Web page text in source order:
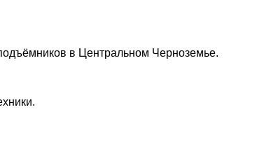
в Центральном Черноземье.